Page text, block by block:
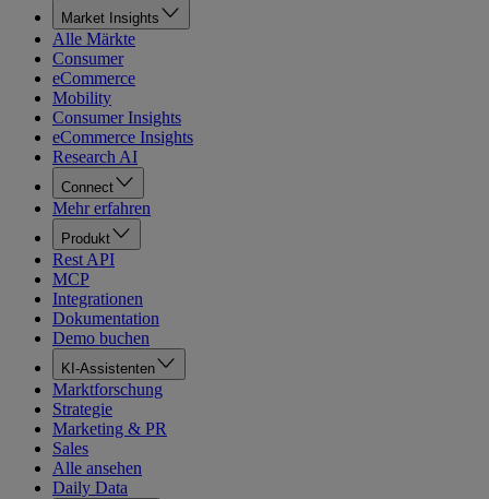
Market Insights
Alle Märkte
Consumer
eCommerce
Mobility
Consumer Insights
eCommerce Insights
Research AI
Connect
Mehr erfahren
Produkt
Rest API
MCP
Integrationen
Dokumentation
Demo buchen
KI-Assistenten
Marktforschung
Strategie
Marketing & PR
Sales
Alle ansehen
Daily Data